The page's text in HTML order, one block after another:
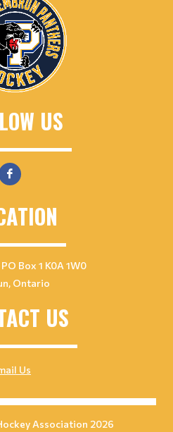
US
Box 1 K0A 1W0
Ontario
US
Us
Association 2026